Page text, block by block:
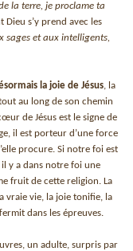
la terre, je proclame ta
Dieu s’y prend avec les
sages et aux intelligents,
la joie de Jésus , la
au long de son chemin
de Jésus est le signe de
il est porteur d’une force
procure. Si notre foi est
y a dans notre foi une
fruit de cette religion. La
vraie vie, la joie tonifie, la
dans les épreuves.
un adulte, surpris par